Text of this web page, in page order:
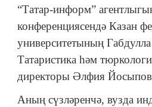
“Татар-информ”
конференциясендә Казан
университетының
Татаристика һәм
директоры Әлфия
Аның сүзләренчә, вузда